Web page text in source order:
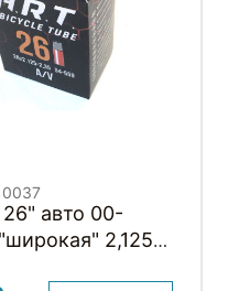
2,125-